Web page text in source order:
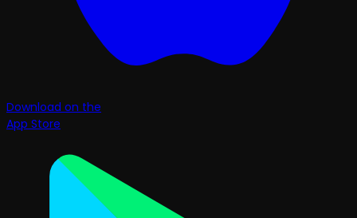
Download on the
App Store